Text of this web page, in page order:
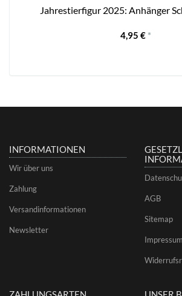
Jahrestierfigur 2025: Anhänger
4,95 € *
INFORMATIONEN
Wir über uns
Zahlung
Versandinformationen
Newsletter
AGB
Sitemap
Impressum